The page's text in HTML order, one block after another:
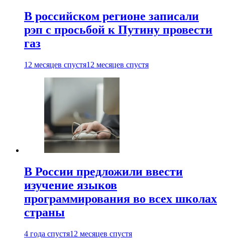
В российском регионе записали
рэп с просьбой к Путину провести
газ
12 месяцев спустя12 месяцев спустя
В России предложили ввести
изучение языков
программирования во всех школах
страны
4 года спустя12 месяцев спустя